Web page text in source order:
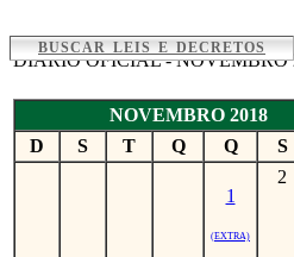
BUSCAR LEIS E DECRETOS
DIÁRIO OFICIAL - NOVEMBRO
NOVEMBRO 2018
D
S T Q Q S
1
(EXTRA)
2